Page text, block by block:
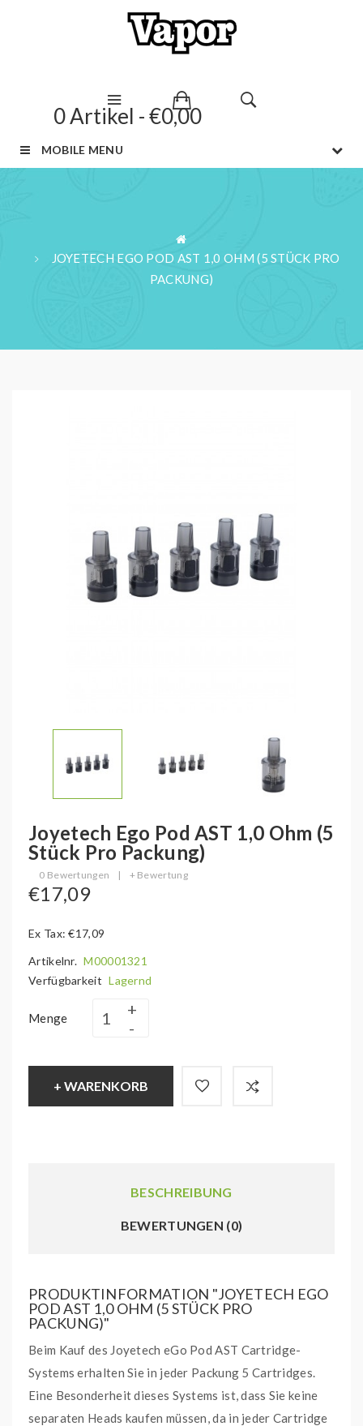
0 Artikel - €0,00
MOBILE MENU
JOYETECH EGO POD AST 1,0 OHM (5 STÜCK PRO
PACKUNG)
Joyetech Ego Pod AST 1,0 Ohm (5
Stück Pro Packung)
0 Bewertungen | + Bewertung
€17,09
Ex Tax: €17,09
Artikelnr. M00001321
Verfügbarkeit Lagernd
Menge
+ WARENKORB
BESCHREIBUNG
BEWERTUNGEN (0)
PRODUKTINFORMATION "JOYETECH EGO
POD AST 1,0 OHM (5 STÜCK PRO
PACKUNG)"
Beim Kauf des Joyetech eGo Pod AST Cartridge-
Systems erhalten Sie in jeder Packung 5 Cartridges.
Eine Besonderheit dieses Systems ist, dass Sie keine
separaten Heads kaufen müssen, da in jeder Cartridge